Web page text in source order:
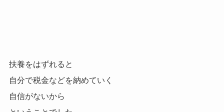
扶養をはずれると
自分で税金などを納めていく
自信がないから